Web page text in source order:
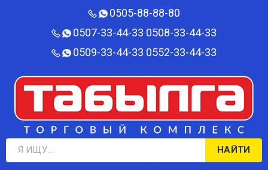
0505-88-88-80‬
0507-33-44-33 0508-33-44-33
0509-33-44-33 0552-33-44-33
НАЙТИ